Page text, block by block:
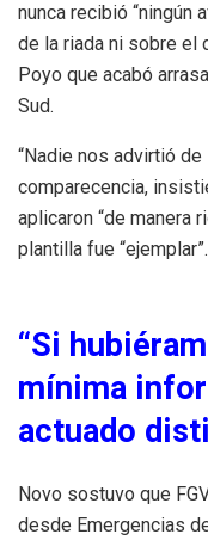
nunca recibió “ningún
de la riada ni sobre el
Poyo que acabó
Sud.
“Nadie nos advirtió de
comparecencia,
aplicaron “de manera
plantilla fue “ejemplar”.
“Si
mínima
actuado
Novo sostuvo que
desde Emergencias